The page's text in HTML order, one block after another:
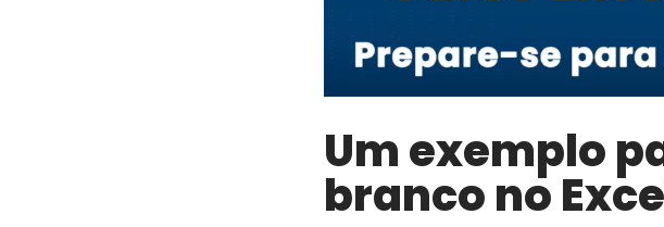
Um exemplo
branco no